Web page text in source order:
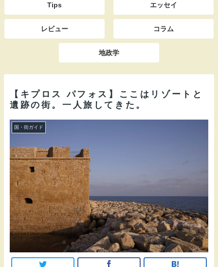
Tips エッセイ
レビュー コラム
地政学
【キプロス パフォス】ここはリゾートと
遺跡の街。一人旅してきた。
国・街ガイド